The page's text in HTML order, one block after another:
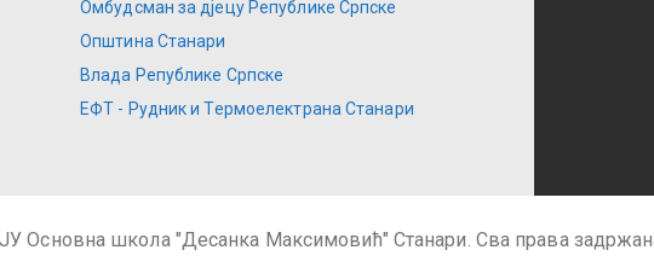
Омбудсман за дјецу Републике Српске
Општина Станари
Влада Републике Српске
ЕФТ - Рудник и Термоелектрана Станари
Основна школа "Десанка Максимовић" Станари. Сва права